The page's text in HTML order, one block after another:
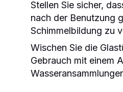
Stellen Sie sicher,
nach der Benutzung
Schimmelbildung zu
Wischen Sie die
Gebrauch mit einem